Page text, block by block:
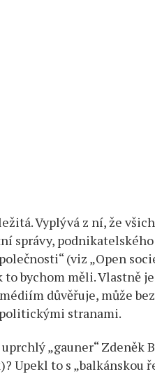
Vyplývá z ní, že
správy,
(viz „Open
to bychom měli. Vlastně
důvěřuje, může
stranami.
„gauner“ Zdeněk
Upekl to s